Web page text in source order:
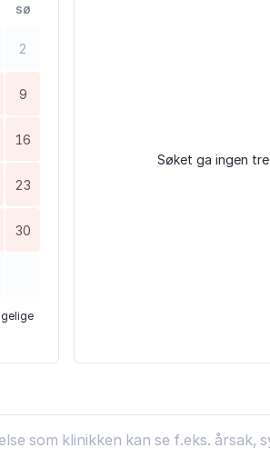
sø
2
9
16
23
30
Søket ga ingen